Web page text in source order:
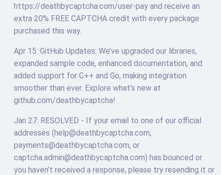
https://deathbycaptcha.com/user-pay and receive an
extra 20% FREE CAPTCHA credit with every package
purchased this way.
Apr 15: GitHub Updates: We’ve upgraded our libraries,
expanded sample code, enhanced documentation, and
added support for C++ and Go, making integration
smoother than ever. Explore what’s new at
github.com/deathbycaptcha!
Jan 27: RESOLVED - If your email to one of our official
addresses (help@deathbycaptcha.com,
payments@deathbycaptcha.com, or
captcha.admin@deathbycaptcha.com) has bounced or
you haven’t received a response, please try resending it or